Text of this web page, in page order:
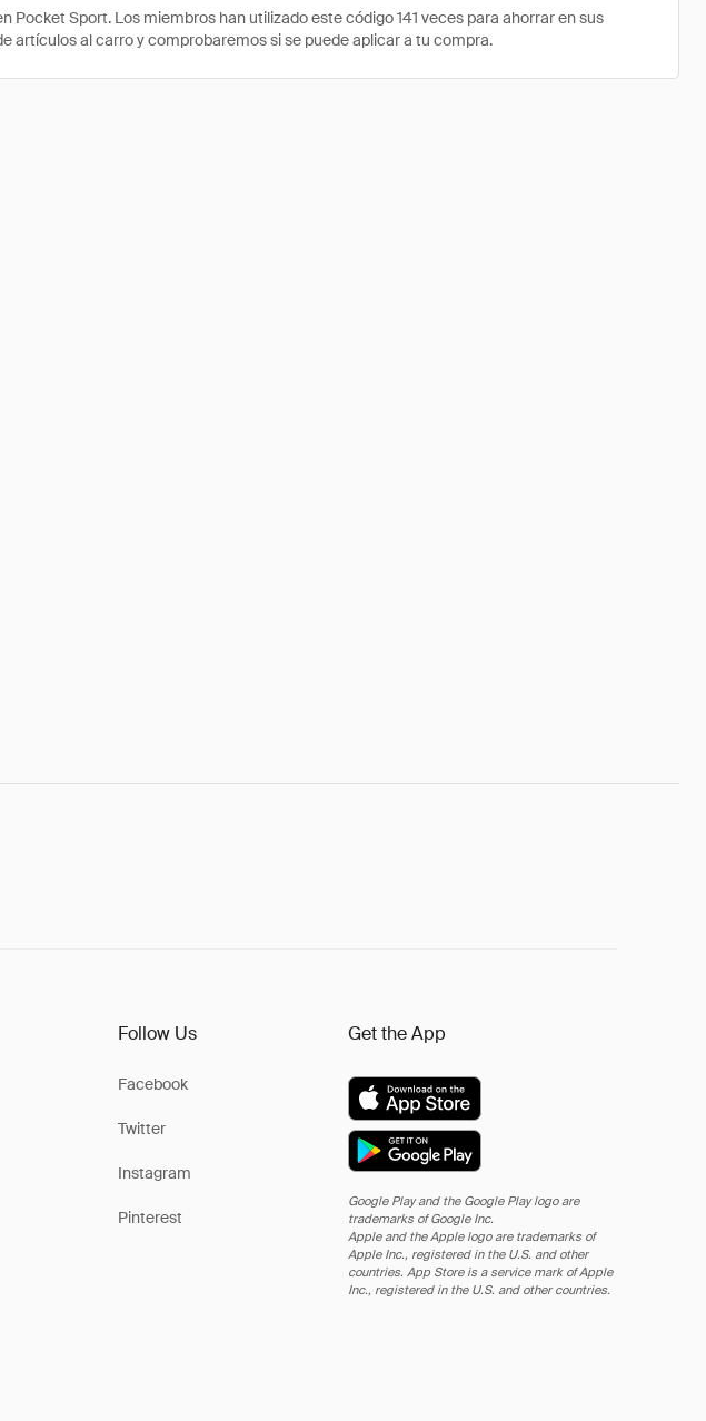
Sport. Los miembros han utilizado este código 141 veces para ahorrar en sus
artículos al carro y comprobaremos si se puede aplicar a tu compra.
Follow Us
Facebook
Twitter
Instagram
Pinterest
Get the App
Google Play and the Google Play logo are
trademarks of Google Inc.
Apple and the Apple logo are trademarks of
Apple Inc., registered in the U.S. and other
countries. App Store is a service mark of Apple
Inc., registered in the U.S. and other countries.